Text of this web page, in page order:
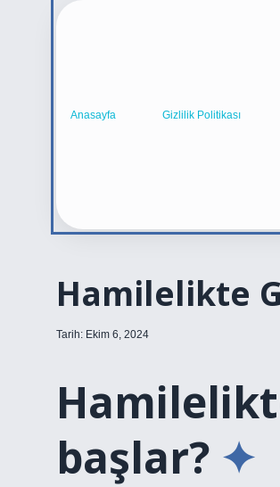
Anasayfa Gizlilik Politikası
Hamilelikte
Tarih: Ekim 6, 2024
başlar?